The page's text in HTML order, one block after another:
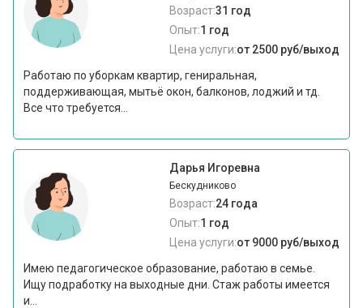
Возраст:31 год
Опыт:1 год
Цена услуги:от 2500 руб/выход
Работаю по уборкам квартир, гениральная,
поддерживающая, мытьё окон, балконов, лоджий и тд.
Все что требуется...
Дарья Игоревна
Бескудниково
Возраст:24 года
Опыт:1 год
Цена услуги:от 9000 руб/выход
Имею педагогическое образование, работаю в семье.
Ищу подработку на выходные дни. Стаж работы имеется
и...